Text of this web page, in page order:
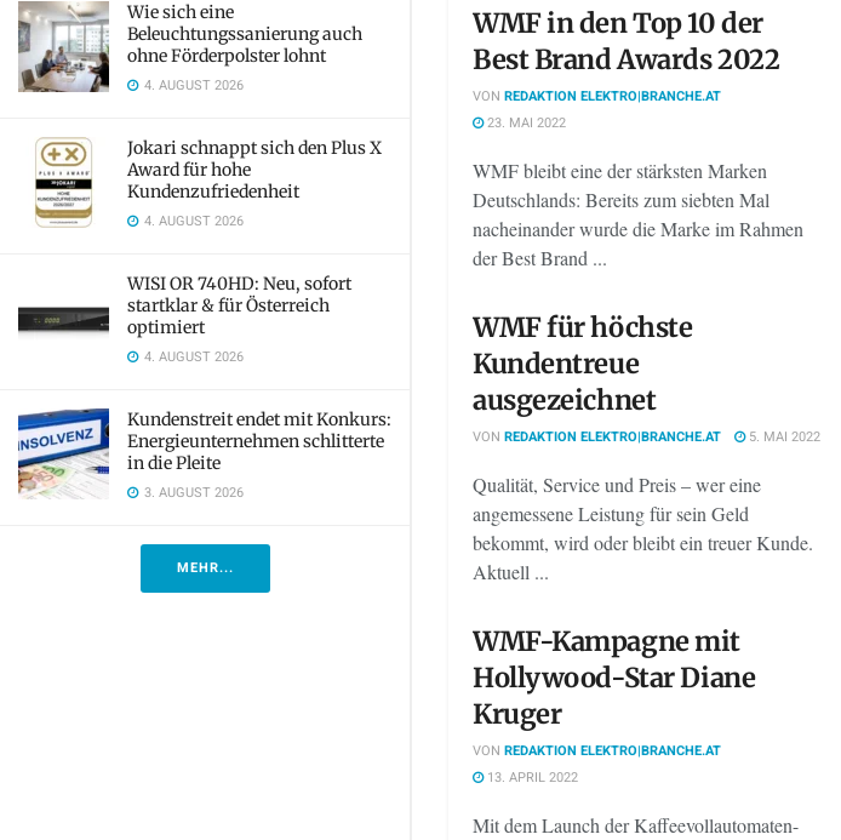
Wie sich eine
Beleuchtungssanierung auch
ohne Förderpolster lohnt
4. AUGUST 2026
Jokari schnappt sich den Plus X
Award für hohe
Kundenzufriedenheit
4. AUGUST 2026
WISI OR 740HD: Neu, sofort
startklar & für Österreich
optimiert
4. AUGUST 2026
Kundenstreit endet mit Konkurs:
Energieunternehmen schlitterte
in die Pleite
3. AUGUST 2026
MEHR...
WMF in den Top 10 der
Best Brand Awards 2022
VON REDAKTION ELEKTRO|BRANCHE.AT
23. MAI 2022
WMF bleibt eine der stärksten Marken
Deutschlands: Bereits zum siebten Mal
nacheinander wurde die Marke im Rahmen
der Best Brand ...
WMF für höchste
Kundentreue
ausgezeichnet
VON REDAKTION ELEKTRO|BRANCHE.AT 5. MAI 2022
Qualität, Service und Preis – wer eine
angemessene Leistung für sein Geld
bekommt, wird oder bleibt ein treuer Kunde.
Aktuell ...
WMF-Kampagne mit
Hollywood-Star Diane
Kruger
VON REDAKTION ELEKTRO|BRANCHE.AT
13. APRIL 2022
Mit dem Launch der Kaffeevollautomaten-